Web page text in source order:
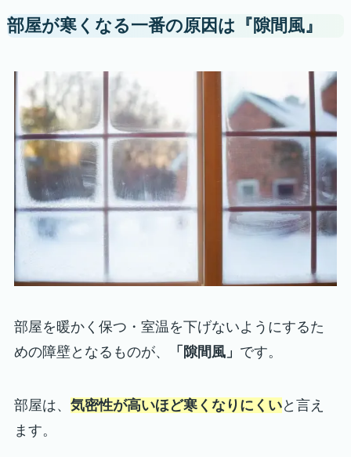
部屋が寒くなる一番の原因は『隙間風』
部屋を暖かく保つ・室温を下げないようにするた
めの障壁となるものが、
「隙間風」 です。
部屋は、 気密性が高いほど寒くなりにくいと言え
ます。